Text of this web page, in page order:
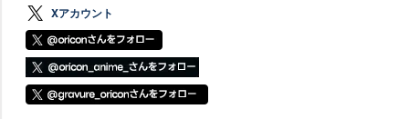
Xアカウント